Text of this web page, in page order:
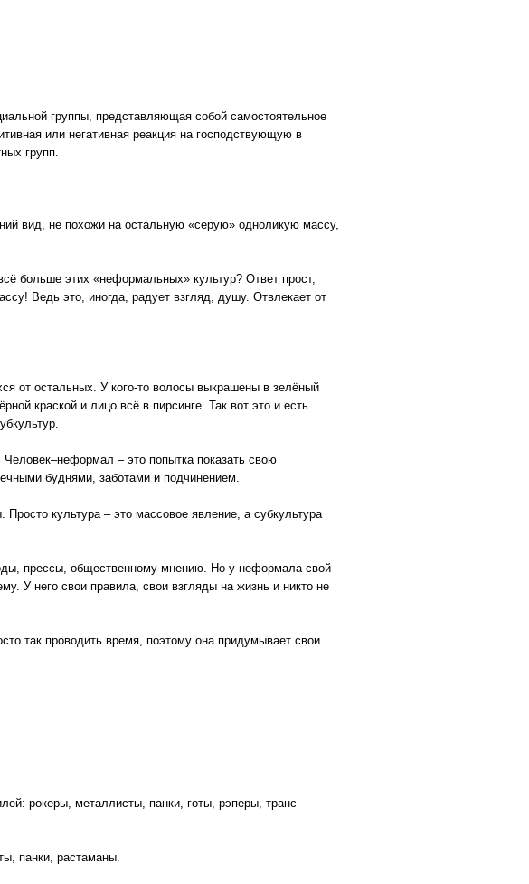
группы, представляющая собой самостоятельное
или негативная реакция на господствующую в
групп.
вид, не похожи на остальную «серую» одноликую массу,
больше этих «неформальных» культур? Ответ прост,
Ведь это, иногда, радует взгляд, душу. Отвлекает от
от остальных. У кого-то волосы выкрашены в зелёный
краской и лицо всё в пирсинге. Так вот это и есть
– это попытка показать свою
буднями, заботами и подчинением.
культура – это массовое явление, а субкультура
прессы, общественному мнению. Но у неформала свой
У него свои правила, свои взгляды на жизнь и никто не
так проводить время, поэтому она придумывает свои
рокеры, металлисты, панки, готы, рэперы, транс-
панки, растаманы.